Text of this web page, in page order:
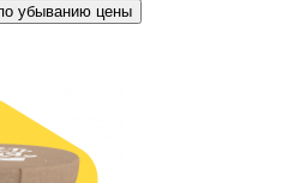
убыванию цены